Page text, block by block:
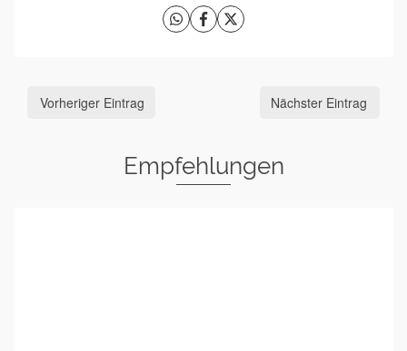
Vorheriger Eintrag Nächster Eintrag
Empfehlungen